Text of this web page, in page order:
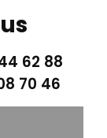
62 88
70 46